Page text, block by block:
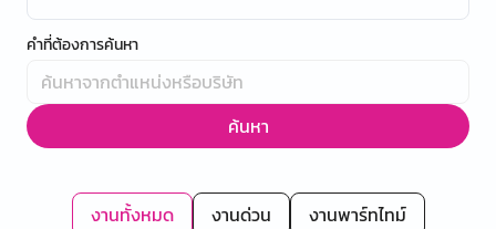
คำที่ต้องการค้นหา
ค้นหา
งานทั้งหมด งานด่วน
งานพาร์ทไทม์